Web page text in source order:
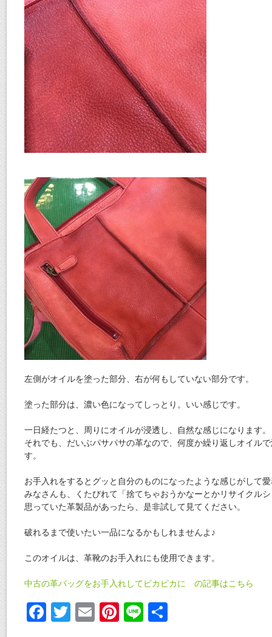
左側がオイルを塗った部分、右が何もしていない部分です。
塗った部分は、濃い色になってしっとり。いい感じです。
一日経たつと、周りにオイルが浸透し、自然な感じになります。
それでも、だいぶパサパサの革なので、何度か繰り返しオイル
す。
お手入れをするとグッと自分のものになったような感じがして
みなさんも、くたびれて「捨てちゃおうかなーとかリサイクル
思っていた革製品があったら、是非試して見てください。
破れるまで使いたい一品になるかもしれませんよ♪
このオイルは、革靴のお手入れにも使用できます。
中古の革バッグをお手入れしてピカピカに の記事はこちら
F T E Pi Li